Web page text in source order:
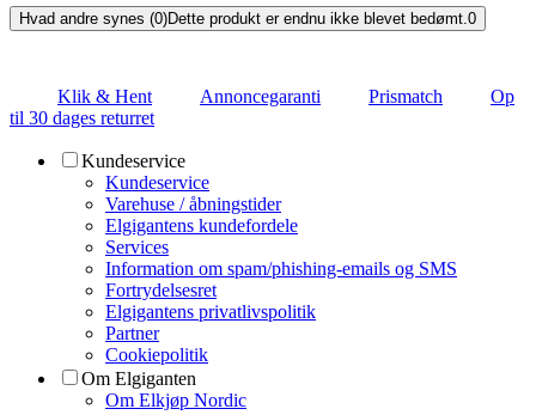
Hvad andre synes (0)Dette produkt er endnu ikke blevet bedømt.0
Klik & Hent Annoncegaranti Prismatch
Op
til 30 dages returret
Kundeservice
Kundeservice
Varehuse / åbningstider
Elgigantens kundefordele
Services
Information om spam/phishing-emails og SMS
Fortrydelsesret
Elgigantens privatlivspolitik
Partner
Cookiepolitik
Om Elgiganten
Om Elkjøp Nordic